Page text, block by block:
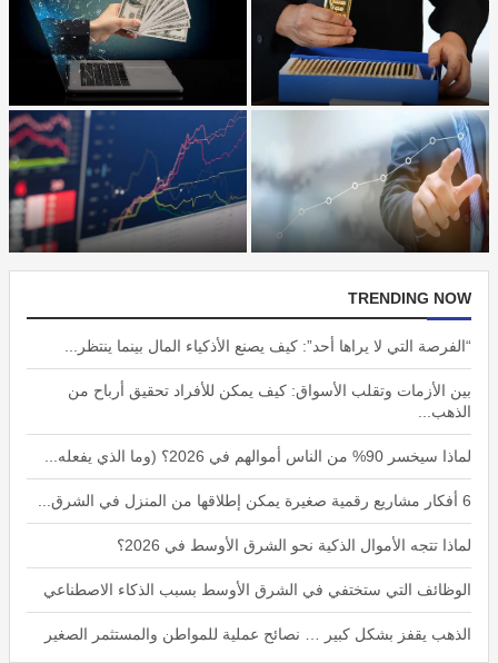
بين الأزمات وتقلب الأسواق: كيف
يمكن للأفراد تحقيق أرباح من...
لماذا سيخسر 90% من الناس
أموالهم في 2026؟ (وما الذي...
6 أفكار مشاريع رقمية صغيرة يمكن
إطلاقها من المنزل في...
لماذا تتجه الأموال الذكية نحو
الشرق الأوسط في 2026؟
TRENDING NOW
“الفرصة التي لا يراها أحد”: كيف يصنع الأذكياء المال بينما ينتظر...
بين الأزمات وتقلب الأسواق: كيف يمكن للأفراد تحقيق أرباح من
الذهب...
لماذا سيخسر 90% من الناس أموالهم في 2026؟ (وما الذي يفعله...
6 أفكار مشاريع رقمية صغيرة يمكن إطلاقها من المنزل في الشرق...
لماذا تتجه الأموال الذكية نحو الشرق الأوسط في 2026؟
الوظائف التي ستختفي في الشرق الأوسط بسبب الذكاء الاصطناعي
الذهب يقفز بشكل كبير … نصائح عملية للمواطن والمستثمر الصغير